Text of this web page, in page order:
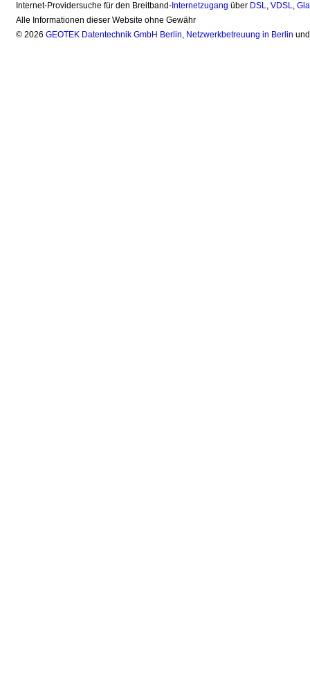
Internet-Providersuche für den Breitband- Internetzugang über DSL,VDSL,
Alle Informationen dieser Website ohne Gewähr
© 2026GEOTEK Datentechnik GmbH Berlin, Netzwerkbetreuung in Berlin